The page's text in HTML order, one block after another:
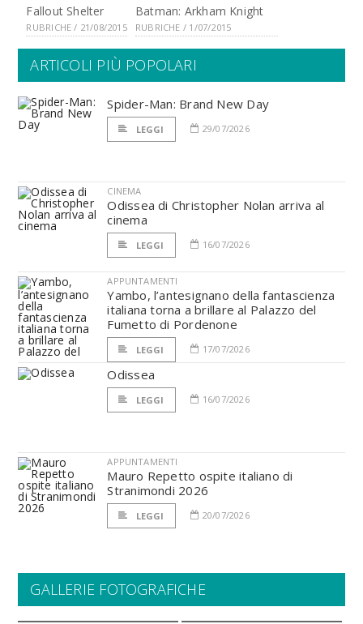
Fallout Shelter
RUBRICHE / 21/08/2015
Batman: Arkham Knight
RUBRICHE / 1/07/2015
ARTICOLI PIÙ POPOLARI
Spider-Man: Brand New Day
LEGGI 29/07/2026
CINEMA
Odissea di Christopher Nolan arriva al
cinema
LEGGI 16/07/2026
APPUNTAMENTI
Yambo, l’antesignano della fantascienza
italiana torna a brillare al Palazzo del
Fumetto di Pordenone
LEGGI 17/07/2026
Odissea
LEGGI 16/07/2026
APPUNTAMENTI
Mauro Repetto ospite italiano di
Stranimondi 2026
LEGGI 20/07/2026
GALLERIE FOTOGRAFICHE